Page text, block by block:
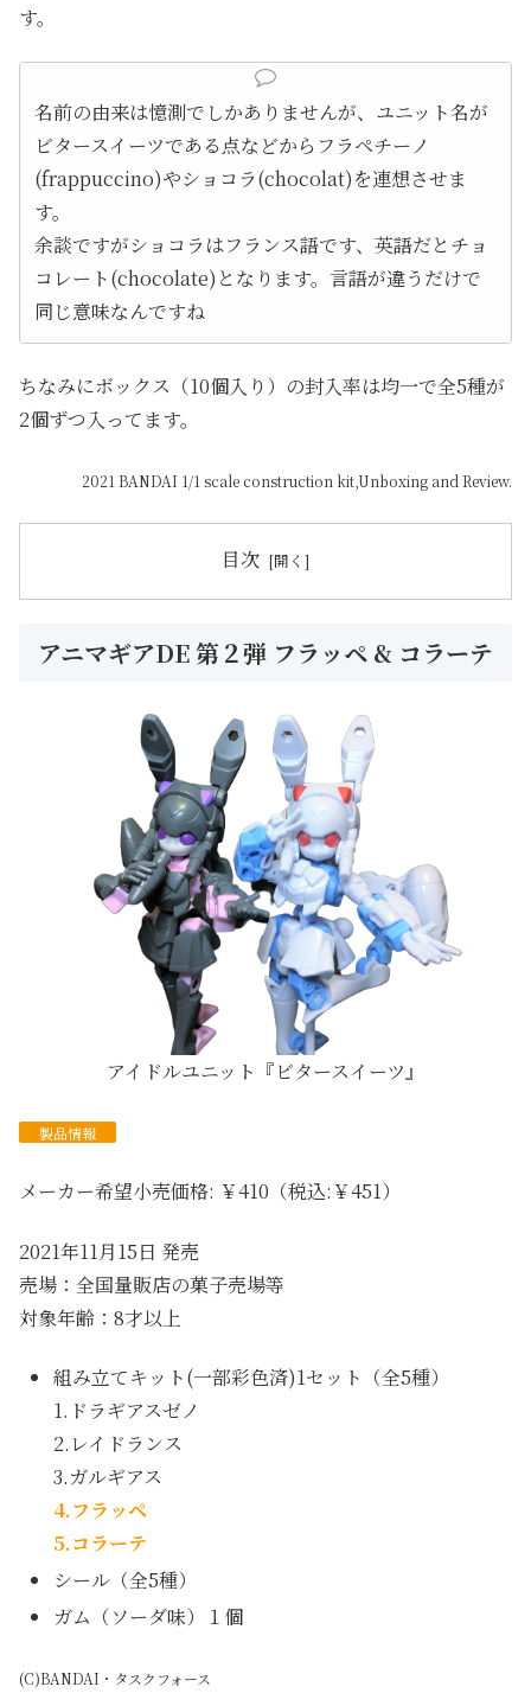
す。
名前の由来は憶測でしかありませんが、ユニット名が
ビタースイーツである点などからフラペチーノ
(frappuccino)やショコラ(chocolat)を連想させま
す。
余談ですがショコラはフランス語です、英語だとチョ
コレート(chocolate)となります。言語が違うだけで
同じ意味なんですね
ちなみにボックス（10個入り）の封入率は均一で全5種が
2個ずつ入ってます。
2021 BANDAI 1/1 scale construction kit,Unboxing and Review.
目次
アニマギアDE 第２弾 フラッペ & コラーテ
アイドルユニット『ビタースイーツ』
製品情報
メーカー希望小売価格: ￥410（税込:￥451）
2021年11月15日 発売
売場：全国量販店の菓子売場等
対象年齢：8才以上
組み立てキット(一部彩色済)1セット（全5種）
1.ドラギアスゼノ
2.レイドランス
3.ガルギアス
4.フラッペ
5.コラーテ
シール（全5種）
ガム（ソーダ味）１個
(C)BANDAI・タスクフォース